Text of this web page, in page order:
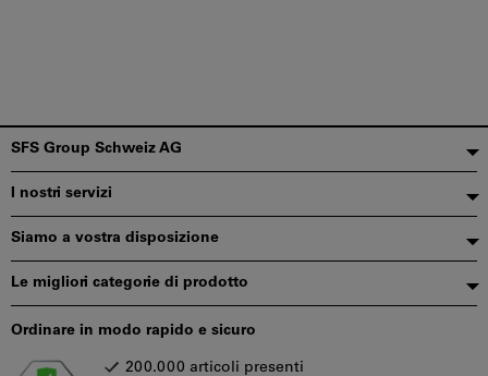
Piè
di
pagina
SFS Group Schweiz AG
I nostri servizi
Siamo a vostra disposizione
Le migliori categorie di prodotto
Ordinare in modo rapido e sicuro
200.000 articoli presenti